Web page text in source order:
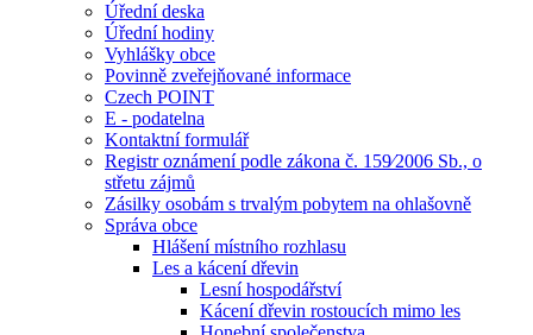
Úřední deska
Úřední hodiny
Vyhlášky obce
Povinně zveřejňované informace
Czech POINT
E - podatelna
Kontaktní formulář
Registr oznámení podle zákona č. 159⁄2006 Sb., o
střetu zájmů
Zásilky osobám s trvalým pobytem na ohlašovně
Správa obce
Hlášení místního rozhlasu
Les a kácení dřevin
Lesní hospodářství
Kácení dřevin rostoucích mimo les